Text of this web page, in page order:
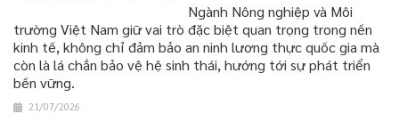
Ngành Nông nghiệp và Môi
trường Việt Nam giữ vai trò đặc biệt quan trọng trong nền
kinh tế, không chỉ đảm bảo an ninh lương thực quốc gia mà
còn là lá chắn bảo vệ hệ sinh thái, hướng tới sự phát triển
bền vững.
21/07/2026